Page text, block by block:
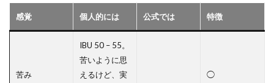
感覚 個人的には 公式では 特徴
苦み
IBU 50 – 55。
苦いように思
えるけど、実
◯